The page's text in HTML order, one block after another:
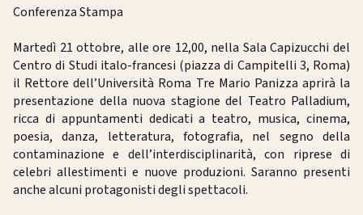
Conferenza Stampa
Martedì 21 ottobre, alle ore 12,00, nella Sala Capizucchi del
Centro di Studi italo-francesi (piazza di Campitelli 3, Roma)
il Rettore dell’Università Roma Tre Mario Panizza aprirà la
presentazione della nuova stagione del Teatro Palladium,
ricca di appuntamenti dedicati a teatro, musica, cinema,
poesia, danza, letteratura, fotografia, nel segno della
contaminazione e dell’interdisciplinarità, con riprese di
celebri allestimenti e nuove produzioni. Saranno presenti
anche alcuni protagonisti degli spettacoli.